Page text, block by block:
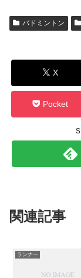
バドミントン
X
Pocket
関連記事
ランナー